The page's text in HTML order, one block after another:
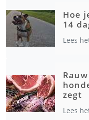
Hoe
14
Lees
zegt
Lees